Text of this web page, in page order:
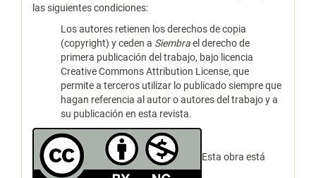
las siguientes condiciones:
Los autores retienen los derechos de copia
(copyright) y ceden a Siembrael derecho de
primera publicación del trabajo, bajo licencia
Creative Commons Attribution License, que
permite a terceros utilizar lo publicado siempre que
hagan referencia al autor o autores del trabajo y a
su publicación en esta revista.
Esta obra está